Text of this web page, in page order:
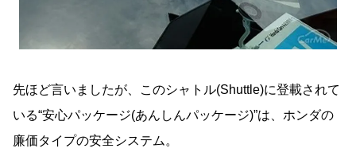
先ほど言いましたが、このシャトル(Shuttle)に登載されて
いる“安心パッケージ(あんしんパッケージ)”は、ホンダの
廉価タイプの安全システム。